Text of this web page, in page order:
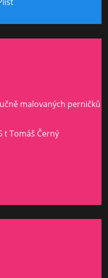
malovaných perničků
t Tomáš Černý